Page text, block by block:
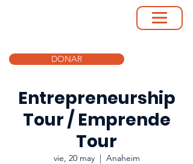
DONAR
Entrepreneurship
Tour / Emprende
Tour
vie, 20 may
  |
Anaheim